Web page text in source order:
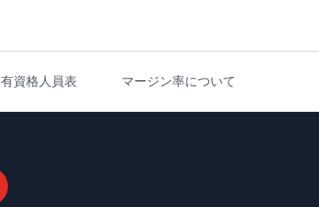
有資格人員表 マージン率について